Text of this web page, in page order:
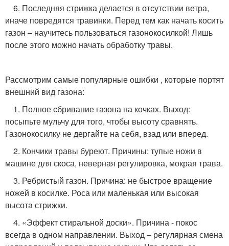
6. Последняя стрижка делается в отсутствии ветра,
иначе повредятся травинки. Перед тем как начать косить
газон – научитесь пользоваться газонокосилкой! Лишь
после этого можно начать обработку травы.
Рассмотрим самые популярные ошибки , которые портят
внешний вид газона:
1. Полное сбривание газона на кочках. Выход:
посыпьте мульчу для того, чтобы высоту сравнять.
Газонокосилку не дергайте на себя, взад или вперед.
2. Кончики травы буреют. Причины: тупые ножи в
машине для скоса, неверная регулировка, мокрая трава.
3. Ребристый газон. Причина: не быстрое вращение
ножей в косилке. Роса или маленькая или высокая
высота стрижки.
4. «Эффект стиральной доски». Причина - покос
всегда в одном направлении. Выход – регулярная смена